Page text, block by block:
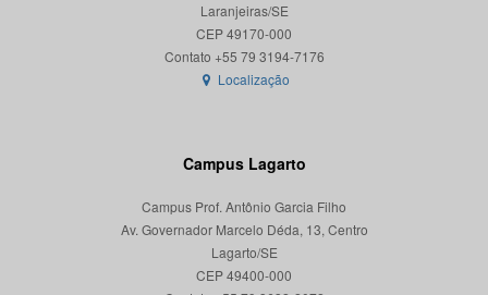
Laranjeiras/SE
CEP 49170-000
Localização
Campus Lagarto
Campus Prof. Antônio Garcia Filho
Av. Governador Marcelo Déda, 13, Centro
Lagarto/SE
CEP 49400-000